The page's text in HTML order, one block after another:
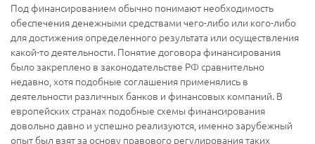
Под финансированием обычно понимают необходимость
обеспечения денежными средствами чего-либо или кого-либо
для достижения определенного результата или осуществления
какой-то деятельности. Понятие договора финансирования
было закреплено в законодательстве РФ сравнительно
недавно, хотя подобные соглашения применялись в
деятельности различных банков и финансовых компаний. В
европейских странах подобные схемы финансирования
довольно давно и успешно реализуются, именно зарубежный
опыт был взят за основу правового регулирования таких